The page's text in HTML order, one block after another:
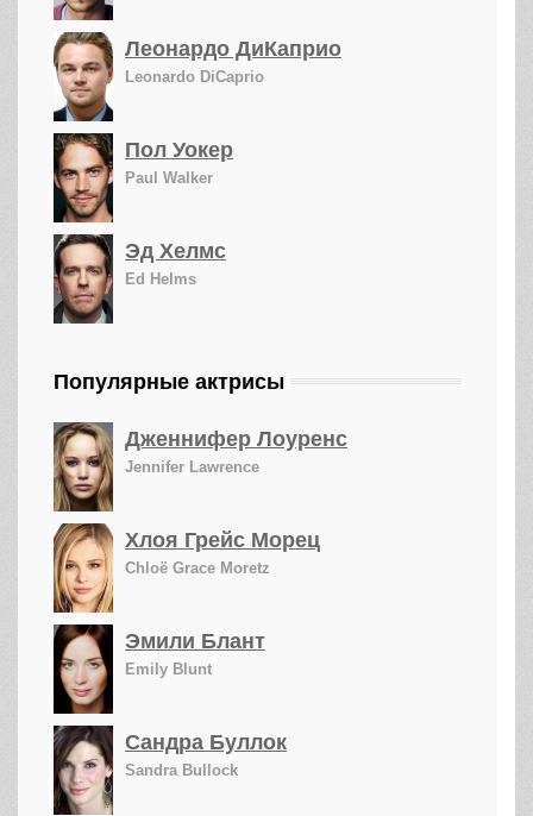
Леонардо ДиКаприо
Leonardo DiCaprio
Пол Уокер
Paul Walker
Эд Хелмс
Ed Helms
Популярные актрисы
Дженнифер Лоуренс
Jennifer Lawrence
Хлоя Грейс Морец
Chloë Grace Moretz
Эмили Блант
Emily Blunt
Сандра Буллок
Sandra Bullock